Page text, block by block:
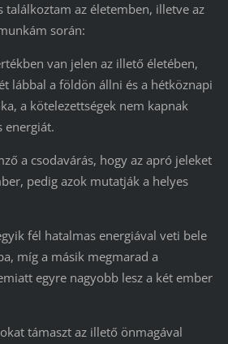
találkoztam az életemben, illetve az
során:
van jelen az illető életében,
lábbal a földön állni és a hétköznapi
a kötelezettségek nem kapnak
energiát.
a csodavárás, hogy az apró jeleket
pedig azok mutatják a helyes
fél hatalmas energiával veti bele
míg a másik megmarad a
egyre nagyobb lesz a két ember
támaszt az illető önmagával